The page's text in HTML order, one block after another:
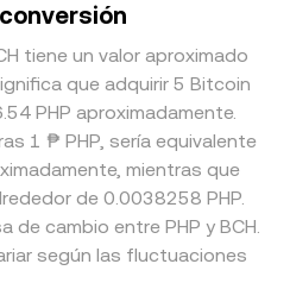
tiene un valor aproximado
que adquirir 5 Bitcoin
PHP aproximadamente.
1 ₱ PHP, sería equivalente
mientras que
de 0.0038258 PHP.
de cambio entre PHP y BCH.
según las fluctuaciones